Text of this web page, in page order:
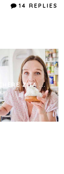
14 REPLIES
CHÈRE ZITA ...